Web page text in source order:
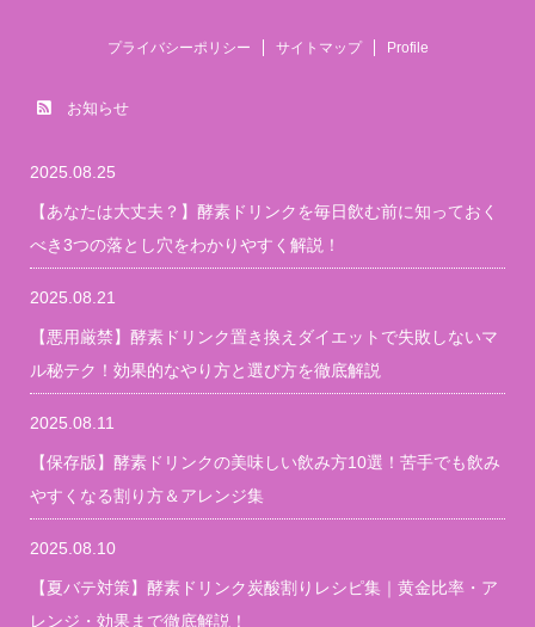
プライバシーポリシー サイトマップ Profile
お知らせ
2025.08.25
【あなたは大丈夫？】酵素ドリンクを毎日飲む前に知っておく
べき3つの落とし穴をわかりやすく解説！
2025.08.21
【悪用厳禁】酵素ドリンク置き換えダイエットで失敗しないマ
ル秘テク！効果的なやり方と選び方を徹底解説
2025.08.11
【保存版】酵素ドリンクの美味しい飲み方10選！苦手でも飲み
やすくなる割り方＆アレンジ集
2025.08.10
【夏バテ対策】酵素ドリンク炭酸割りレシピ集｜黄金比率・ア
レンジ・効果まで徹底解説！